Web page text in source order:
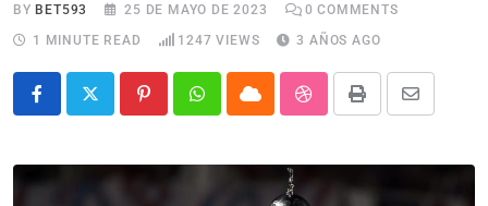
BY BET593 25 DE MAYO DE 2023 0 COMMENTS
1 MINUTE READ
1247 VIEWS 3 AÑOS AGO